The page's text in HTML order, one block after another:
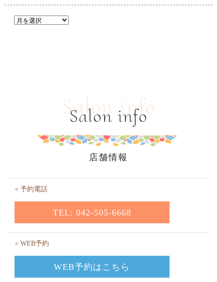
Salon info
Salon info
店舗情報
● 予約電話
TEL: 042-505-6668
● WEB予約
WEB予約はこちら